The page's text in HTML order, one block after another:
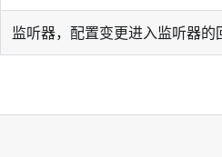
监听器，配置变更进入监听器的